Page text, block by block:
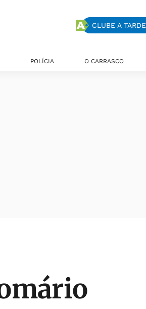
CLUBE A TARDE
POLÍCIA O CARRASCO